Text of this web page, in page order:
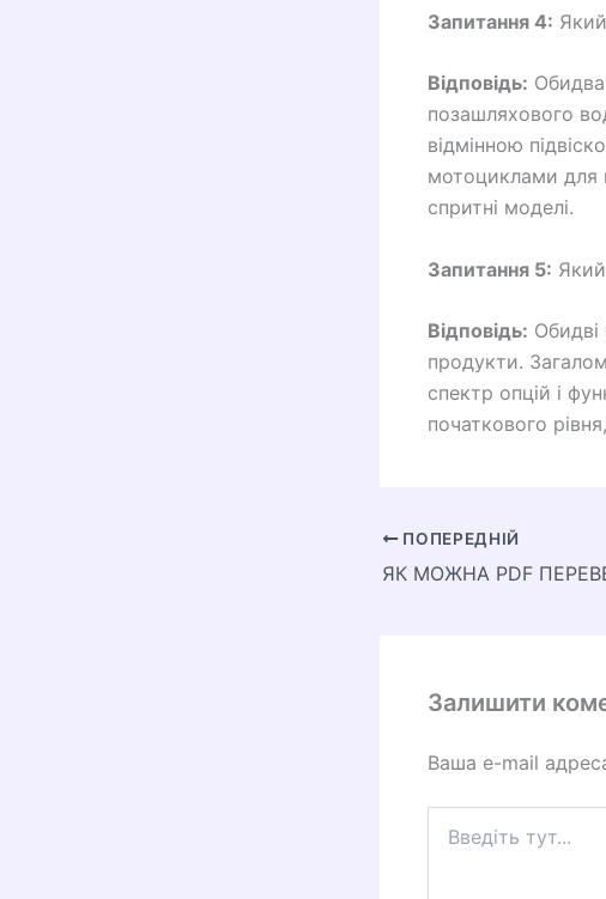
Запитання 4:
Відповідь: Обидва
позашляхового
відмінною
мотоциклами для
спритні моделі.
Запитання 5:
Відповідь: Обидві
продукти.
спектр опцій і
початкового
ПОПЕРЕДНІЙ
Залишити
Ваша e-mail
тут...